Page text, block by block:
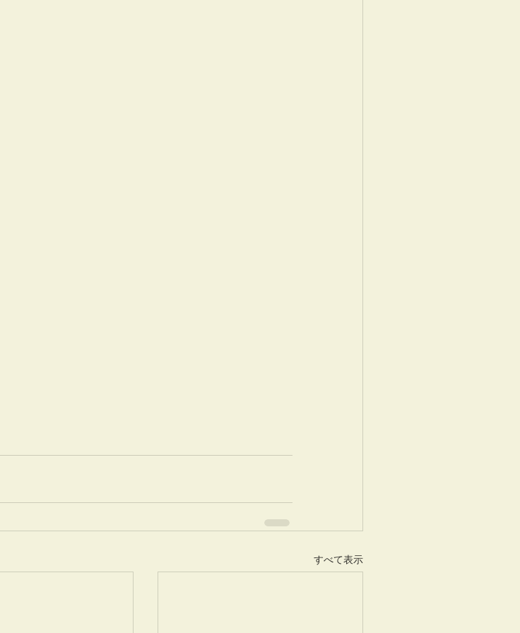
すべて表示